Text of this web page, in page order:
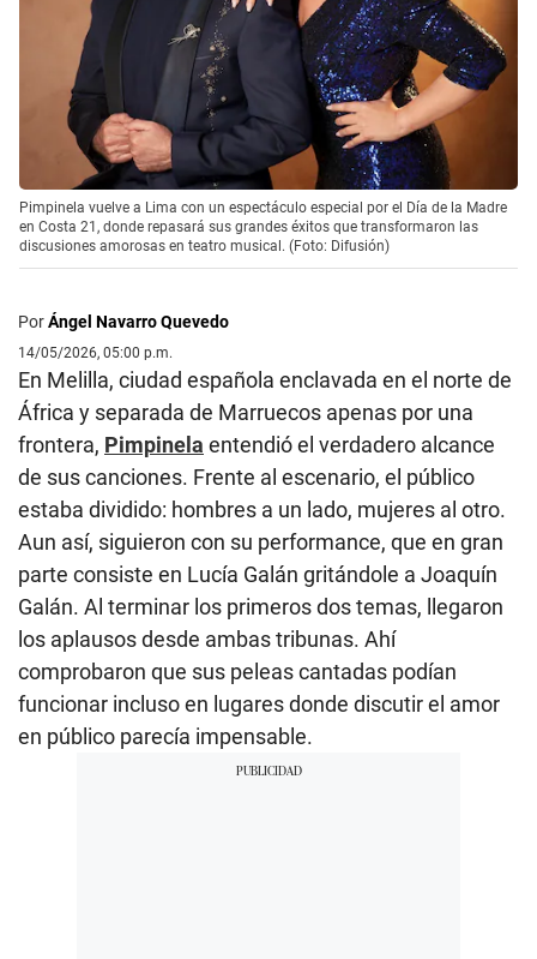
Pimpinela vuelve a Lima con un espectáculo especial por el Día de la Madre
en Costa 21, donde repasará sus grandes éxitos que transformaron las
discusiones amorosas en teatro musical. (Foto: Difusión)
PorÁngel Navarro Quevedo
14/05/2026, 05:00 p.m.
En Melilla, ciudad española enclavada en el norte de
África y separada de Marruecos apenas por una
frontera, Pimpinela entendió el verdadero alcance
de sus canciones. Frente al escenario, el público
estaba dividido: hombres a un lado, mujeres al otro.
Aun así, siguieron con su performance, que en gran
parte consiste en Lucía Galán gritándole a Joaquín
Galán. Al terminar los primeros dos temas, llegaron
los aplausos desde ambas tribunas. Ahí
comprobaron que sus peleas cantadas podían
funcionar incluso en lugares donde discutir el amor
en público parecía impensable.